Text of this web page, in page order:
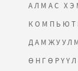
АЛМАС